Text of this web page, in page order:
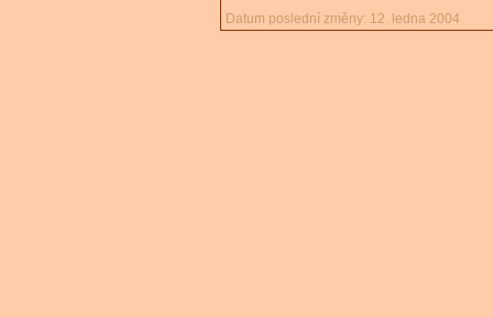
Datum poslední změny: 12. ledna 2004